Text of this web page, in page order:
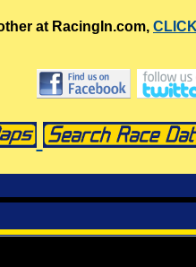
at RacingIn.com,